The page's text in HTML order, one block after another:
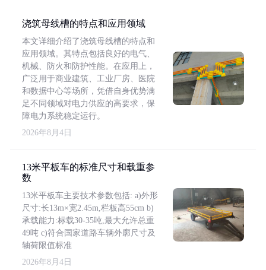
浇筑母线槽的特点和应用领域
本文详细介绍了浇筑母线槽的特点和
应用领域。其特点包括良好的电气、
机械、防火和防护性能。在应用上，
广泛用于商业建筑、工业厂房、医院
和数据中心等场所，凭借自身优势满
足不同领域对电力供应的高要求，保
障电力系统稳定运行。
2026年8月4日
13米平板车的标准尺寸和载重参
数
13米平板车主要技术参数包括: a)外形
尺寸:长13m×宽2.45m,栏板高55cm b)
承载能力:标载30-35吨,最大允许总重
49吨 c)符合国家道路车辆外廓尺寸及
轴荷限值标准
2026年8月4日